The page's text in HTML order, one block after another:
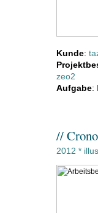
Kunde:
zeo2
Aufgabe:
//
2012 *